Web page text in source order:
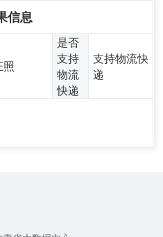
信息
照
是否
支持
物流
快递
支持物流快
递